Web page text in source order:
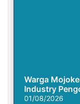
Warga
Industry
Busuk
01/08/2026